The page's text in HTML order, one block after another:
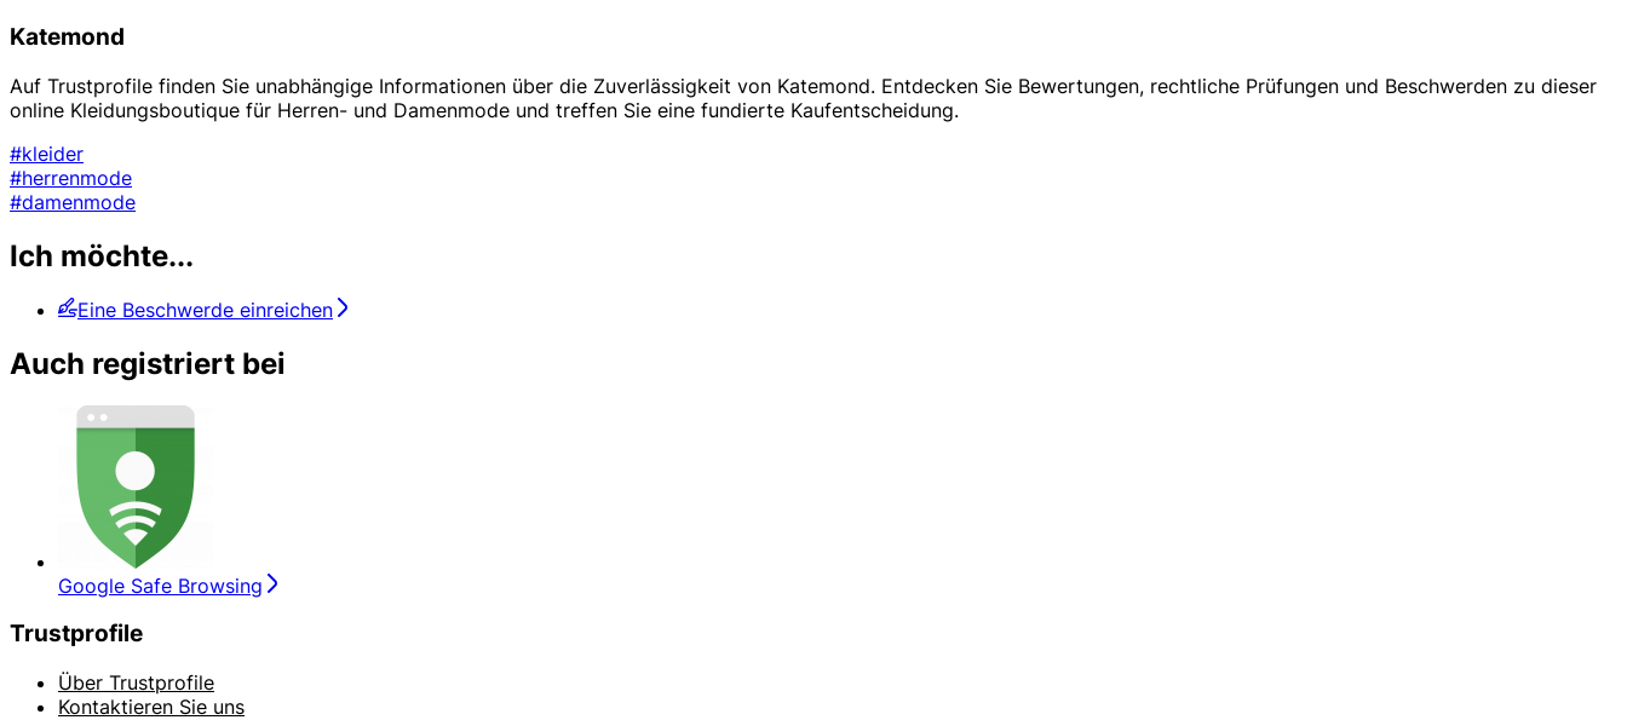
Katemond
Auf Trustprofile finden Sie unabhängige Informationen über die Zuverlässigkeit von Katemond. Entdecken Sie Bewertungen, rechtliche Prüfungen und Beschwerden zu dieser
online Kleidungsboutique für Herren- und Damenmode und treffen Sie eine fundierte Kaufentscheidung.
#kleider
#herrenmode
#damenmode
Ich möchte...
Eine Beschwerde einreichen
Auch registriert bei
Google Safe Browsing
Trustprofile
Über Trustprofile
Kontaktieren Sie uns